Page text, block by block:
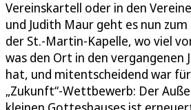
Vereinskartell oder in den
und Judith Maur geht es nun
der St.-Martin-Kapelle, wo viel
was den Ort in den vergangenen
hat, und mitentscheidend war
„Zukunft“-Wettbewerb: Der